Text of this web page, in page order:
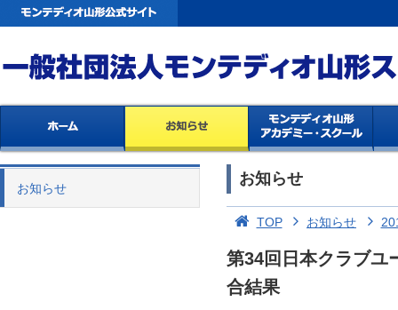
お知らせ
お知らせ
TOP お知らせ
第34回日本クラブユ
合結果